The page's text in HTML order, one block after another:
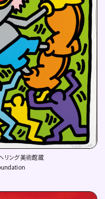
リング美術館蔵